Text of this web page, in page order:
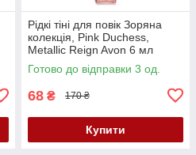
Рідкі тіні для повік Зоряна
колекція, Pink Duchess,
Metallic Reign Avon 6 мл
Готово до відправки 3 од.
68 ₴ 170 ₴
Купити